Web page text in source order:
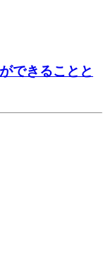
できることと